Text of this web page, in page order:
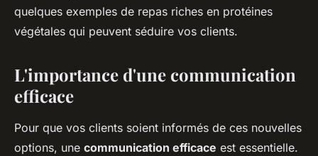
quelques exemples de repas riches en protéines
végétales qui peuvent séduire vos clients.
L'importance d'une communication
efficace
Pour que vos clients soient informés de ces nouvelles
options, une communication efficace est essentielle.